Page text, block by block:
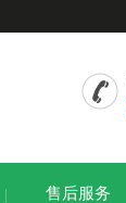
售后服务